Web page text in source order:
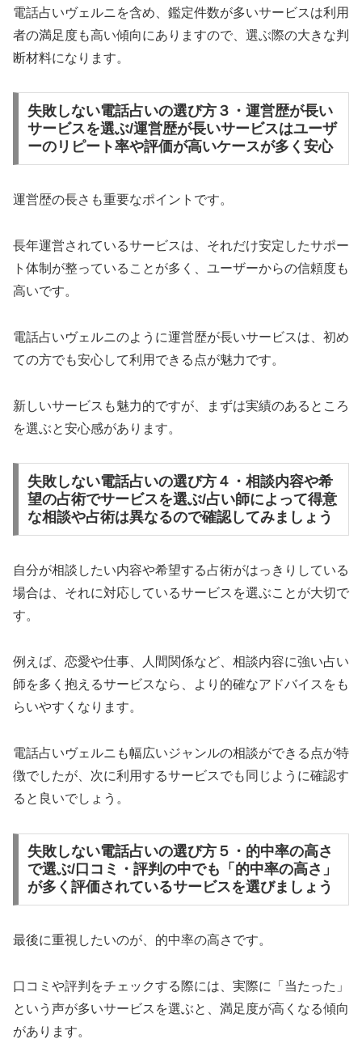
電話占いヴェルニを含め、鑑定件数が多いサービスは利用
者の満足度も高い傾向にありますので、選ぶ際の大きな判
断材料になります。
失敗しない電話占いの選び方３・運営歴が長い
サービスを選ぶ/運営歴が長いサービスはユーザ
ーのリピート率や評価が高いケースが多く安心
運営歴の長さも重要なポイントです。
長年運営されているサービスは、それだけ安定したサポー
ト体制が整っていることが多く、ユーザーからの信頼度も
高いです。
電話占いヴェルニのように運営歴が長いサービスは、初め
ての方でも安心して利用できる点が魅力です。
新しいサービスも魅力的ですが、まずは実績のあるところ
を選ぶと安心感があります。
失敗しない電話占いの選び方４・相談内容や希
望の占術でサービスを選ぶ/占い師によって得意
な相談や占術は異なるので確認してみましょう
自分が相談したい内容や希望する占術がはっきりしている
場合は、それに対応しているサービスを選ぶことが大切で
す。
例えば、恋愛や仕事、人間関係など、相談内容に強い占い
師を多く抱えるサービスなら、より的確なアドバイスをも
らいやすくなります。
電話占いヴェルニも幅広いジャンルの相談ができる点が特
徴でしたが、次に利用するサービスでも同じように確認す
ると良いでしょう。
失敗しない電話占いの選び方５・的中率の高さ
で選ぶ/口コミ・評判の中でも「的中率の高さ」
が多く評価されているサービスを選びましょう
最後に重視したいのが、的中率の高さです。
口コミや評判をチェックする際には、実際に「当たった」
という声が多いサービスを選ぶと、満足度が高くなる傾向
があります。